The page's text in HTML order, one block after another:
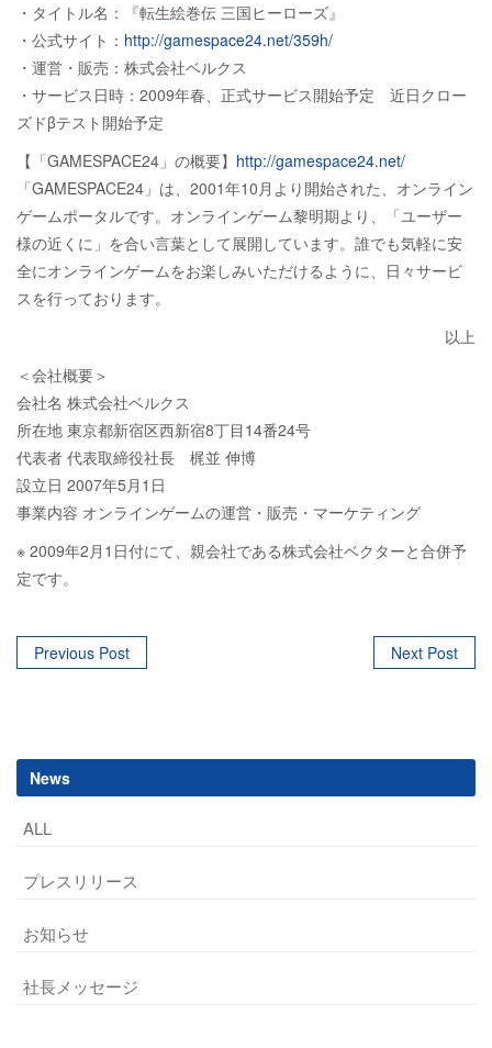
・タイトル名：『転生絵巻伝 三国ヒーローズ』
・公式サイト： http://gamespace24.net/359h/
・運営・販売：株式会社ベルクス
・サービス日時：2009年春、正式サービス開始予定 近日クロー
ズドβテスト開始予定
【「GAMESPACE24」の概要】 http://gamespace24.net/
「GAMESPACE24」は、2001年10月より開始された、オンライン
ゲームポータルです。オンラインゲーム黎明期より、「ユーザー
様の近くに」を合い言葉として展開しています。誰でも気軽に安
全にオンラインゲームをお楽しみいただけるように、日々サービ
スを行っております。
以上
＜会社概要＞
会社名 株式会社ベルクス
所在地 東京都新宿区西新宿8丁目14番24号
代表者 代表取締役社長 梶並 伸博
設立日 2007年5月1日
事業内容 オンラインゲームの運営・販売・マーケティング
※ 2009年2月1日付にて、親会社である株式会社ベクターと合併予
定です。
Post
Previous Post Next Post
News
ALL
プレスリリース
お知らせ
社長メッセージ